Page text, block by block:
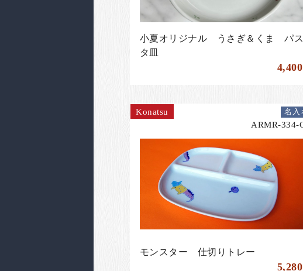
小夏オリジナル うさぎ＆くま パス
タ皿
4,400
Konatsu
ARMR-334-
名入
モンスター 仕切りトレー
5,280